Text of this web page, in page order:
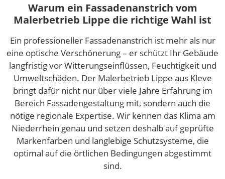
Warum ein Fassadenanstrich vom
Malerbetrieb Lippe die richtige Wahl ist
Ein professioneller Fassadenanstrich ist mehr als nur
eine optische Verschönerung – er schützt Ihr Gebäude
langfristig vor Witterungseinflüssen, Feuchtigkeit und
Umweltschäden. Der Malerbetrieb Lippe aus Kleve
bringt dafür nicht nur über viele Jahre Erfahrung im
Bereich Fassadengestaltung mit, sondern auch die
nötige regionale Expertise. Wir kennen das Klima am
Niederrhein genau und setzen deshalb auf geprüfte
Markenfarben und langlebige Schutzsysteme, die
optimal auf die örtlichen Bedingungen abgestimmt
sind.